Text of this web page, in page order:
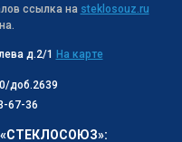
ссылка на steklosouz.ru
д.2/1 На карте
доб.2639
67-36